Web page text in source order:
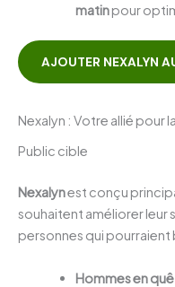
matinpour
AJOUTER NEXALYN
Nexalyn : Votre allié pour
Public cible
Nexalynest conçu
souhaitent améliorer leur
personnes qui
Hommes en